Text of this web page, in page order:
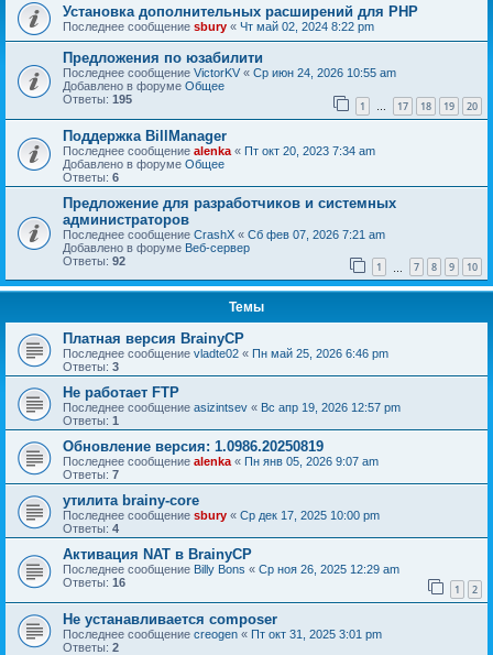
Установка дополнительных расширений для PHP
Последнее сообщение sbury « Чт май 02, 2024 8:22 pm
Предложения по юзабилити
Последнее сообщение VictorKV « Ср июн 24, 2026 10:55 am
Добавлено в форуме Общее
Ответы: 195 1 … 17 18 19 20
Поддержка BillManager
Последнее сообщение alenka « Пт окт 20, 2023 7:34 am
Добавлено в форуме Общее
Ответы: 6
Предложение для разработчиков и системных
администраторов
Последнее сообщение CrashX « Сб фев 07, 2026 7:21 am
Добавлено в форуме Веб-сервер
Ответы: 92 1 7 8 9 10
Темы
Платная версия BrainyCP
Последнее сообщение vladte02 « Пн май 25, 2026 6:46 pm
Ответы: 3
Не работает FTP
Последнее сообщение asizintsev « Вс апр 19, 2026 12:57 pm
Ответы: 1
Обновление версия: 1.0986.20250819
Последнее сообщение alenka « Пн янв 05, 2026 9:07 am
Ответы: 7
утилита brainy-core
Последнее сообщение sbury « Ср дек 17, 2025 10:00 pm
Ответы: 4
Активация NAT в BrainyCP
Последнее сообщение Billy Bons « Ср ноя 26, 2025 12:29 am
Ответы: 16 1 2
Не устанавливается composer
Последнее сообщение creogen « Пт окт 31, 2025 3:01 pm
Ответы: 2